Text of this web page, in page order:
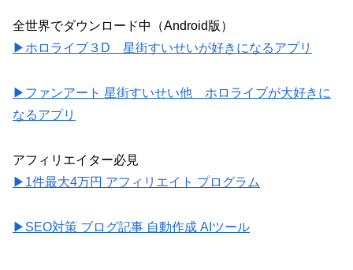
全世界でダウンロード中（Android版）
▶ホロライブ３D 星街すいせいが好きになるアプリ
▶ファンアート 星街すいせい他 ホロライブが大好きに
なるアプリ
アフィリエイター必見
▶1件最大4万円 アフィリエイト プログラム
▶SEO対策 ブログ記事 自動作成 AIツール